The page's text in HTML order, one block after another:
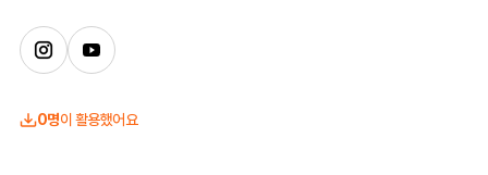
0명이 활용했어요